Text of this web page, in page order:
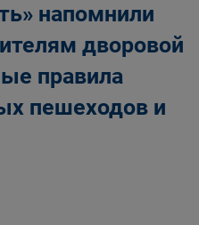
напомнили
дворовой
правила
пешеходов и